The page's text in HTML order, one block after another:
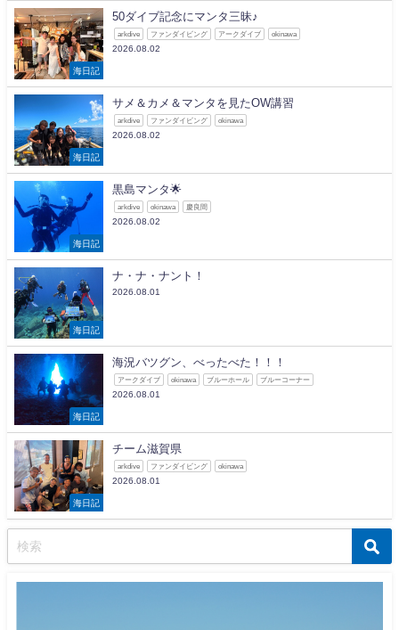
海日記
50ダイブ記念にマンタ三昧♪
arkdive ファンダイビング アークダイブ okinawa
2026.08.02
海日記
サメ＆カメ＆マンタを見たOW講習
arkdive ファンダイビング okinawa
2026.08.02
海日記
黒島マンタ🌟
arkdive okinawa 慶良間
2026.08.02
海日記
ナ・ナ・ナント！
2026.08.01
海日記
海況バツグン、べったべた！！！
アークダイブ okinawa ブルーホール ブルーコーナー
2026.08.01
海日記
チーム滋賀県
arkdive ファンダイビング okinawa
2026.08.01